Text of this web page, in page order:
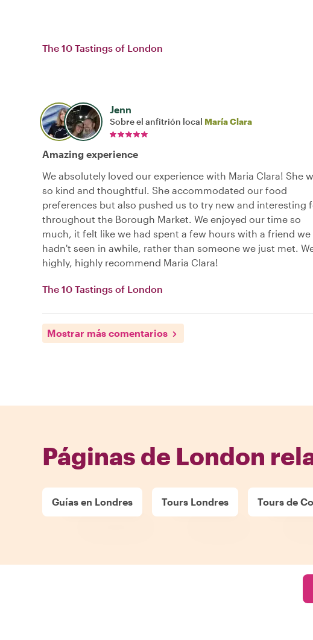
The 10 Tastings of London
Jenn
Sobre el anfitrión local María Clara
Amazing experience
We absolutely loved our experience with Maria Clara! She
so kind and thoughtful. She accommodated our food
preferences but also pushed us to try new and interesting
throughout the Borough Market. We enjoyed our time so
much, it felt like we had spent a few hours with a friend we
hadn't seen in awhile, rather than someone we just met.
highly, highly recommend Maria Clara!
The 10 Tastings of London
Mostrar más comentarios
Páginas de London
Guías en Londres Tours Londres Tours de